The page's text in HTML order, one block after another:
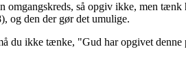
omgangskreds, så opgiv ikke, men
og den der gør det umulige.
du ikke tænke, "Gud har opgivet